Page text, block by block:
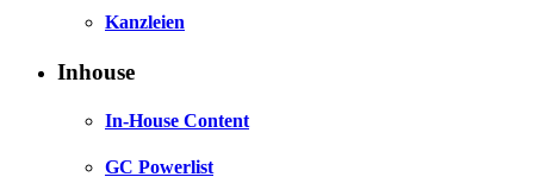
Kanzleien
Inhouse
In-House Content
GC Powerlist